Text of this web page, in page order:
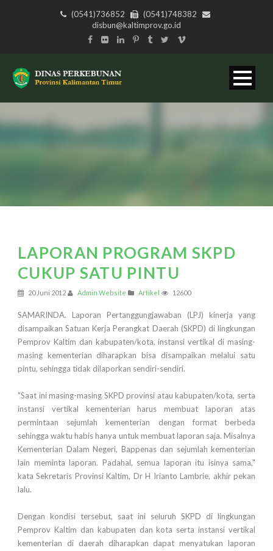
(0541)736852
(0541)748382
disbun@kaltimprov.go.id
LAPORAN PROGRAM SKPD
CUKUP SATU PINTU
20 Juni 2012 Admin Website Artikel 12600
SAMARINDA. Laporan Pertanggungjawaban (LPJ) kinerja yang
disampaikan Satuan Kerja Perangkat Daerah (SKPD) di lingkungan
Pemprov Kaltim dan kabupaten/kota, instansi vertikal di masing-
masing kementerian diharapkan bisa disampaikan melalui satu
pintu, sehingga tidak dilaporkan sendiri-sendiri.
"Saat ini masing-masing SKPD provinsi atau kabupaten/kota, serta
instansi vertikal kementerian harus membuat laporan atas
permintaan sejumlah kementerian dengan format berbeda
sehingga waktu habis hanya untuk membuat laporan saja. Misalnya
Kementerian Dalam Negeri, Bappenas dan sejumlah kementerian
lain meminta laporan. Padahal, semua laporan itu isinya sama,"
kata Sekretaris Provinsi Kaltim, Dr H Irianto Lambrie, akhir pekan
lalu.
Dengan kondisi tersebut, saat ini seluruh SKPD di lingkungan
Pemprov Kaltim dan kabupaten dan kota serta instansi vertikal
kementerian di daerah diharapkan dapat menyatukan laporan